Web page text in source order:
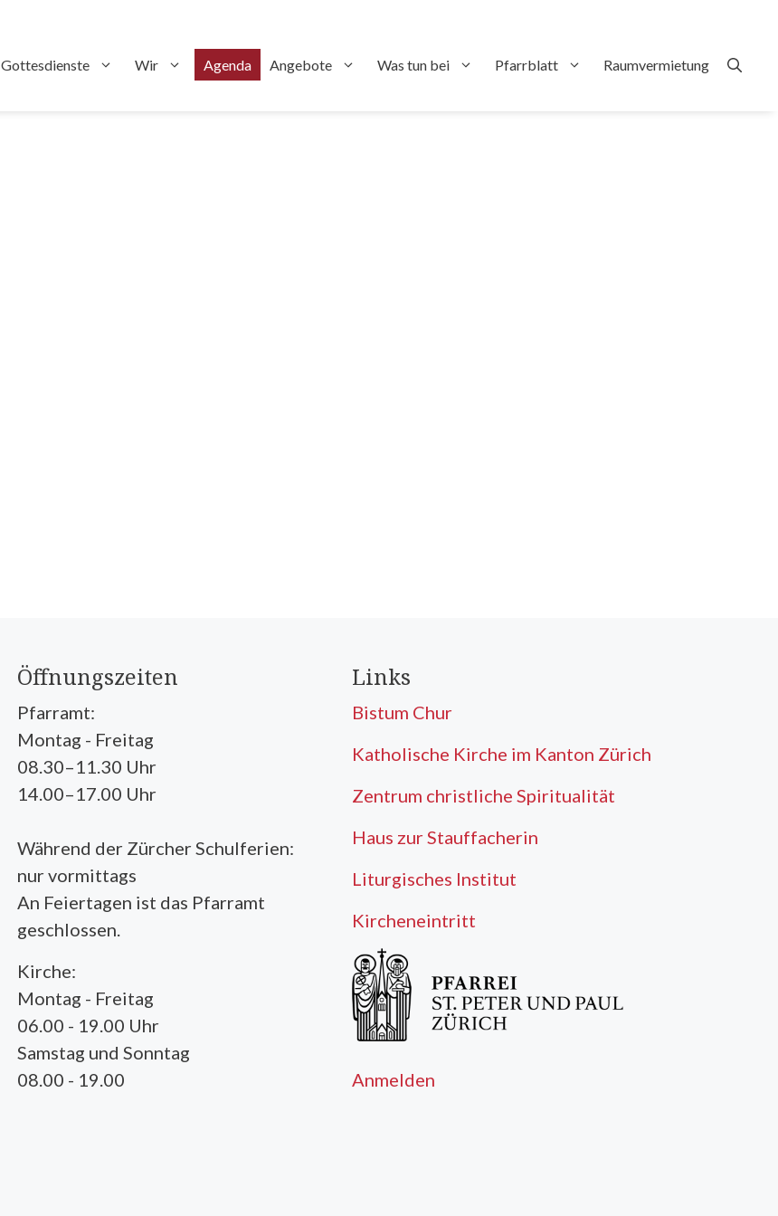
Gottesdienste Wir Agenda Angebote Was tun bei Pfarrblatt Raumvermietung
Öffnungszeiten
Pfarramt:
Montag - Freitag
08.30–11.30 Uhr
14.00–17.00 Uhr
Während der Zürcher Schulferien:
nur vormittags
An Feiertagen ist das Pfarramt
geschlossen.
Kirche:
Montag - Freitag
06.00 - 19.00 Uhr
Samstag und Sonntag
08.00 - 19.00
Links
Bistum Chur
Katholische Kirche im Kanton Zürich
Zentrum christliche Spiritualität
Haus zur Stauffacherin
Liturgisches Institut
Kircheneintritt
Anmelden